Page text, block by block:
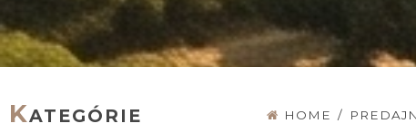
KATEGÓRIE HOME /